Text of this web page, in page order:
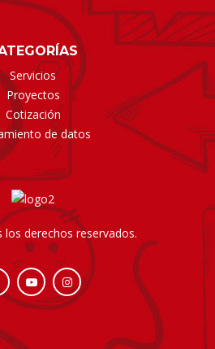
Servicios
Proyectos
Cotización
de datos
derechos reservados.